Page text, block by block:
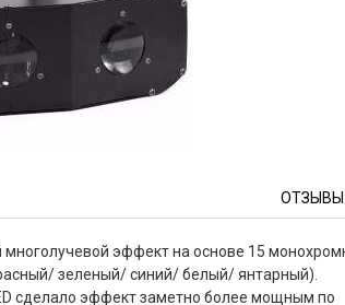
ОТЗЫВЫ
эффект на основе 15
зеленый/ синий/ белый/ янтарный).
сделало эффект заметно более мощным по